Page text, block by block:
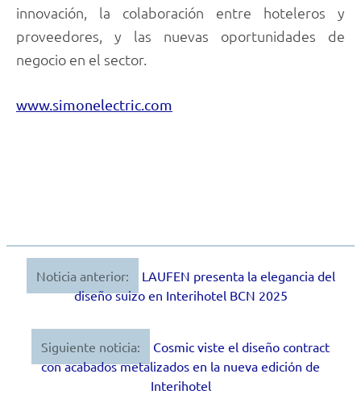
innovación, la colaboración entre hoteleros y
proveedores, y las nuevas oportunidades de
negocio en el sector.
www.simonelectric.com
Navegación
entradas
Noticia anterior:
LAUFEN presenta la elegancia del
diseño suizo en Interihotel BCN 2025
Siguiente noticia:
Cosmic viste el diseño contract
con acabados metalizados en la nueva edición de
Interihotel